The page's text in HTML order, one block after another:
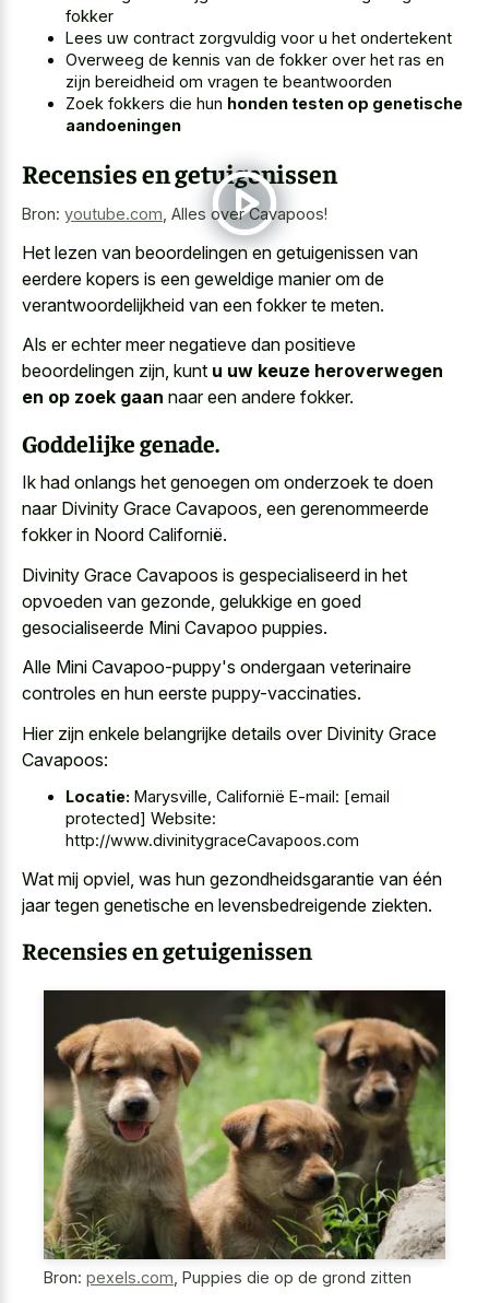
fokker
Lees uw contract zorgvuldig voor u het ondertekent
Overweeg de kennis van de fokker over het ras en
zijn bereidheid om vragen te beantwoorden
Zoek fokkers die hun honden testen op genetische
aandoeningen
Recensies en getuigenissen
Bron: youtube.com Alles over Cavapoos!
Het lezen van beoordelingen en getuigenissen van
eerdere kopers is een geweldige manierom de
verantwoordelijkheid van een fokker te meten.
Als er echter meer negatieve dan positieve
beoordelingen zijn, kunt u uw keuze heroverwegen
en op zoek gaan naar een andere fokker.
Goddelijke genade.
Ik had onlangs het genoegen om onderzoek te doen
naar Divinity Grace Cavapoos, een gerenommeerde
fokker in Noord Californië.
Divinity Grace Cavapoos is gespecialiseerd in het
opvoeden van gezonde, gelukkige en goed
gesocialiseerde Mini Cavapoo puppies.
Alle Mini Cavapoo-puppy's ondergaan veterinaire
controles en hun eerste puppy-vaccinaties.
Hier zijn enkele belangrijke details over Divinity Grace
Cavapoos:
Locatie: Marysville, Californië E-mail: [email
protected] Website:
http://www.divinitygraceCavapoos.com
Wat mij opviel, was hun gezondheidsgarantie van één
jaar tegen genetische en levensbedreigende ziekten.
Recensies en getuigenissen
Bron: pexels.com Puppies die op de grond zitten